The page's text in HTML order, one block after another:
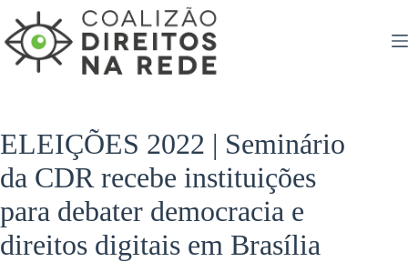
para
o
conteúdo
ELEIÇÕES 2022 | Seminário
da CDR recebe instituições
para debater democracia e
direitos digitais em Brasília